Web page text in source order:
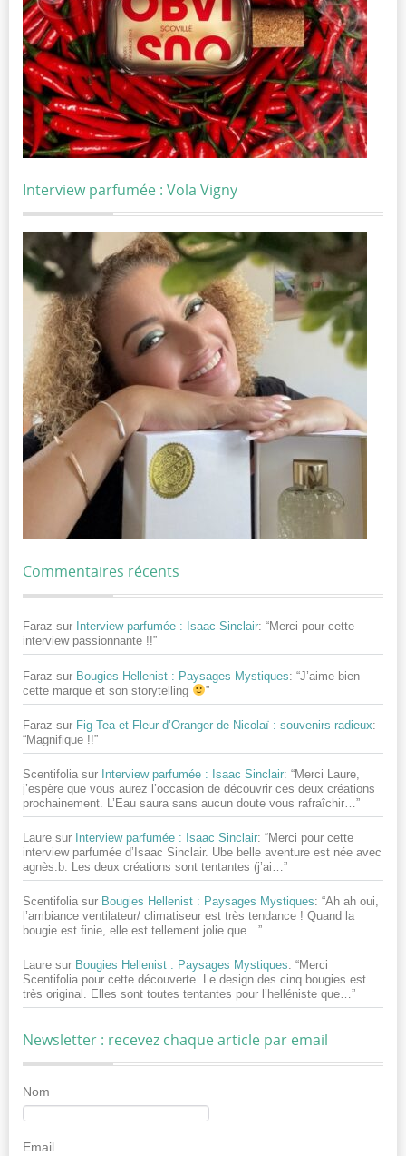
Interview parfumée : Vola Vigny
Commentaires récents
Faraz sur Interview parfumée : Isaac Sinclair: “Merci pour cette
interview passionnante !!”
Faraz sur Bougies Hellenist : Paysages Mystiques: “J’aime bien
cette marque et son storytelling
”
Faraz sur Fig Tea et Fleur d’Oranger de Nicolaï : souvenirs radieux:
“Magnifique !!”
Scentifolia sur Interview parfumée : Isaac Sinclair: “Merci Laure,
j’espère que vous aurez l’occasion de découvrir ces deux créations
prochainement. L’Eau saura sans aucun doute vous rafraîchir… ”
Laure sur Interview parfumée : Isaac Sinclair: “Merci pour cette
interview parfumée d’Isaac Sinclair. Ube belle aventure est née avec
agnès.b. Les deux créations sont tentantes (j’ai… ”
Scentifolia sur Bougies Hellenist : Paysages Mystiques: “Ah ah oui,
l’ambiance ventilateur/ climatiseur est très tendance ! Quand la
bougie est finie, elle est tellement jolie que… ”
Laure sur Bougies Hellenist : Paysages Mystiques: “Merci
Scentifolia pour cette découverte. Le design des cinq bougies est
très original. Elles sont toutes tentantes pour l’helléniste que…”
Newsletter : recevez chaque article par email
Nom
Email